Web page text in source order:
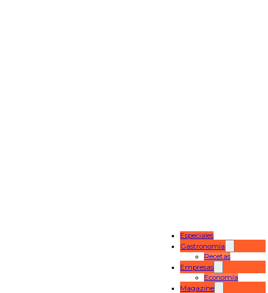
Especiales
Gastronomía
Recetas
Empresas
Economía
Magazine